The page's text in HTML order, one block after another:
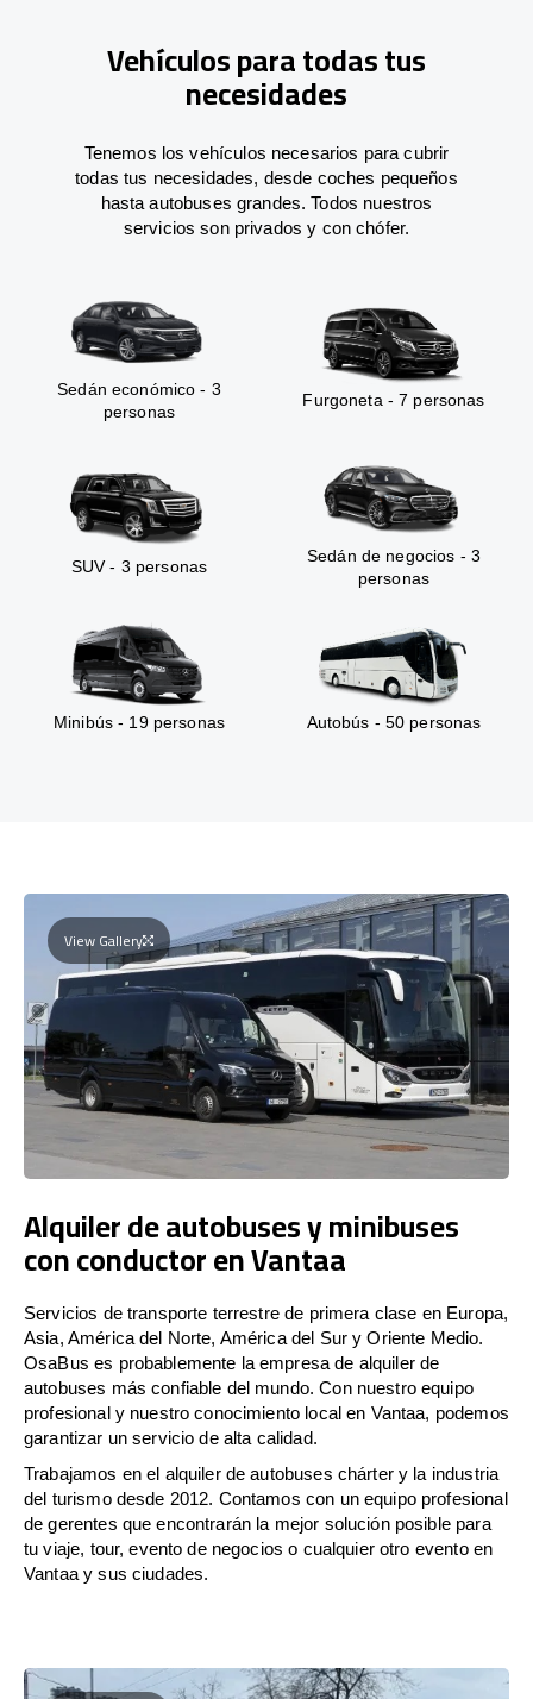
Vehículos para todas tus
necesidades
Tenemos los vehículos necesarios para cubrir
todas tus necesidades, desde coches pequeños
hasta autobuses grandes. Todos nuestros
servicios son privados y con chófer.
Sedán económico - 3
personas
Furgoneta - 7 personas
SUV - 3 personas
Sedán de negocios - 3
personas
Minibús - 19 personas Autobús - 50 personas
View Gallery
Alquiler de autobuses y minibuses
con conductor en Vantaa
Servicios de transporte terrestre de primera clase en Europa,
Asia, América del Norte, América del Sur y Oriente Medio.
OsaBus es probablemente la empresa de alquiler de
autobuses más confiable del mundo. Con nuestro equipo
profesional y nuestro conocimiento local en Vantaa, podemos
garantizar un servicio de alta calidad.
Trabajamos en el alquiler de autobuses chárter y la industria
del turismo desde 2012. Contamos con un equipo profesional
de gerentes que encontrarán la mejor solución posible para
tu viaje, tour, evento de negocios o cualquier otro evento en
Vantaa y sus ciudades.